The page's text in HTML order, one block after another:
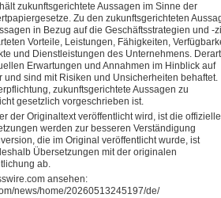
zukunftsgerichtete Aussagen im Sinne der
Zu den zukunftsgerichteten
in Bezug auf die Geschäftsstrategien und -
Vorteile, Leistungen, Fähigkeiten,
und Dienstleistungen des Unternehmens.
Erwartungen und Annahmen im Hinblick auf
und sind mit Risiken und Unsicherheiten behaftet.
zukunftsgerichtete Aussagen zu
gesetzlich vorgeschrieben ist.
der Originaltext veröffentlicht wird, ist die
werden zur besseren Verständigung
die im Original veröffentlicht wurde, ist
Übersetzungen mit der originalen
ab.
ansehen:
news/home/20260513245197/de/